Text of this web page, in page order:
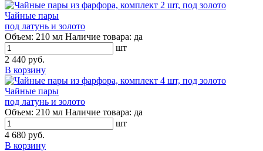
Чайные пары
под латунь и золото
Объем: 210 мл Наличие товара: да
шт
2 440 руб.
В корзину
Чайные пары
под латунь и золото
Объем: 210 мл Наличие товара: да
шт
4 680 руб.
В корзину